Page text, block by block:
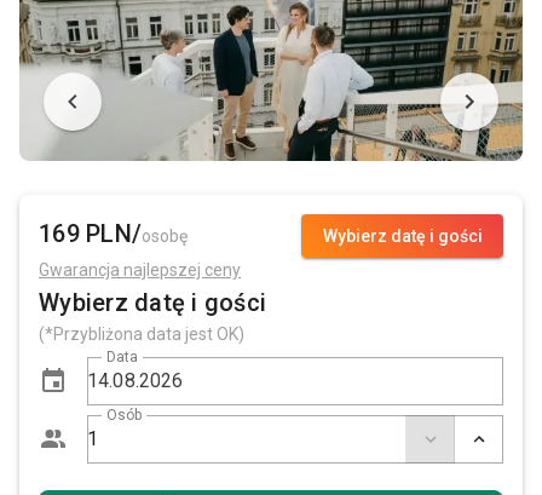
Wybierz datę i gości
169 PLN/osobę
Gwarancja najlepszej ceny
Wybierz datę i gości
(*Przybliżona data jest OK)
Data
Osób